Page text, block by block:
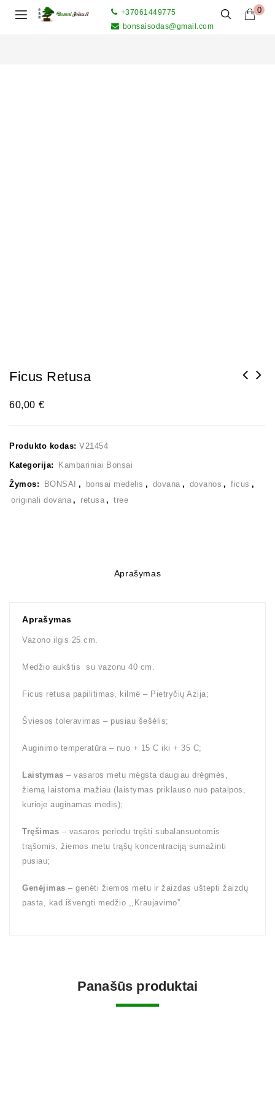
0
+37061449775
bonsaisodas@gmail.com
Ficus Retusa
60,00 €
Produkto kodas: V21454
Kategorija: Kambariniai Bonsai
Žymos: BONSAI , bonsai medelis , dovana , dovanos , ficus ,
originali dovana , retusa , tree
Aprašymas
Aprašymas
Vazono ilgis 25 cm.
Medžio aukštis su vazonu 40 cm.
Ficus retusa papilitimas, kilmė – Pietryčių Azija;
Šviesos toleravimas – pusiau šešėlis;
Auginimo temperatūra – nuo + 15 C iki + 35 C;
Laistymas – vasaros metu mėgsta daugiau drėgmės,
žiemą laistoma mažiau (laistymas priklauso nuo patalpos,
kurioje auginamas medis);
Tręšimas – vasaros periodu tręšti subalansuotomis
trąšomis, žiemos metu trąšų koncentraciją sumažinti
pusiau;
Genėjimas – genėti žiemos metu ir žaizdas uštepti žaizdų
pasta, kad išvengti medžio ,,Kraujavimo”.
Panašūs produktai